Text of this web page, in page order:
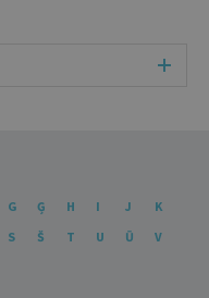
G Ģ H I J
K
S Š T U Ū
V